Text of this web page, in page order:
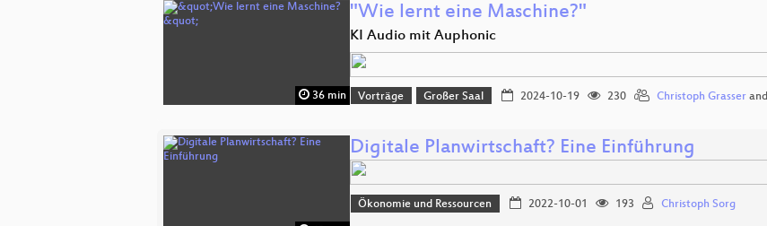
36 min
"Wie lernt eine Maschine?"
KI Audio mit Auphonic
Vorträge Großer Saal 2024-10-19 230 Christoph Grasserand
Digitale Planwirtschaft? Eine Einführung
Ökonomie und Ressourcen 2022-10-01 193 Christoph Sorg